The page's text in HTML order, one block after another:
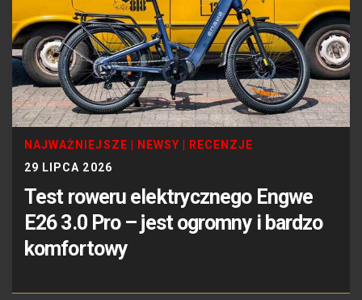
NAJWAŻNIEJSZE NEWSY
RECENZJE
29 LIPCA 2026
Test roweru elektrycznego Engwe
E26 3.0 Pro – jest ogromny i bardzo
komfortowy